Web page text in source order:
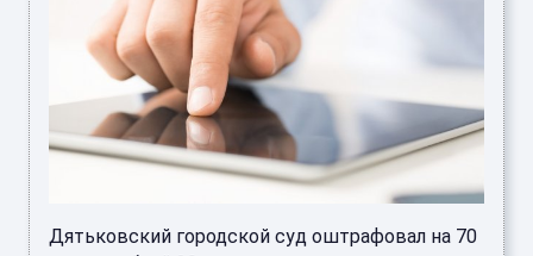
Дятьковский городской суд оштрафовал на 70